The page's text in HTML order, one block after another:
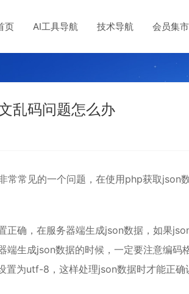
页 AI工具导航 技术导航 会员集市
乱码问题怎么办
常常见的一个问题，在使用php获取json
正确，在服务器端生成json数据，如果
端生成json数据的时候，一定要注意编
置为utf-8，这样处理json数据时才能正确